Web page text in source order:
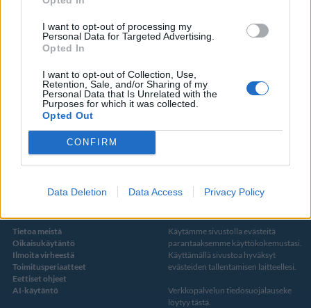
I want to opt-out of processing my
Personal Data for Targeted Advertising.
Opted In
I want to opt-out of Collection, Use,
Retention, Sale, and/or Sharing of my
Personal Data that Is Unrelated with the
Purposes for which it was collected.
Opted Out
CONFIRM
Data Deletion Data Access Privacy Policy
Koti & Asuminen
Digi
Pelit
Some
Facebook
Kustantaja ja toimitus
Tietoa meistä
Oikaisukäytäntö
Ilmoita virheestä
Toimitusperiaatteet
Eettiset ohjeet
AI-käytäntö
Tietosuojalauseke
Käytämme sivustolla evästeitä
parantaaksemme käyttökokemustasi.
Käyttämällä sivustoa hyväksyt
evästeiden tallentamisen laitteellesi.
Verkkopalvelun tiedosuojalauseke
löytyy tästä